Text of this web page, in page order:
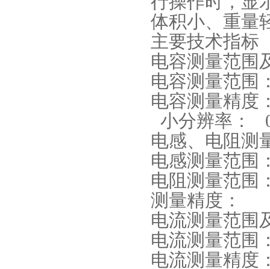
体积小、重量
主要技术指标
电容测量范
电容测量范围
电容测量精
小分辨率：
电感、电阻测
电感测量范围
电阻测量范围
测量精度：
电流测量范围
电流测量范围
电流测量精